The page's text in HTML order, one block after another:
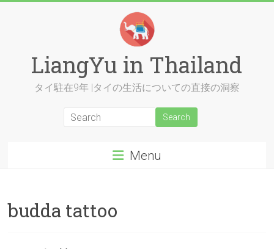
LiangYu in Thailand
タイ駐在9年 |タイの生活についての直接の洞察
Menu
budda tattoo